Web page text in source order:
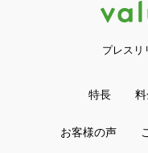
プレスリ
特長
お客様の声